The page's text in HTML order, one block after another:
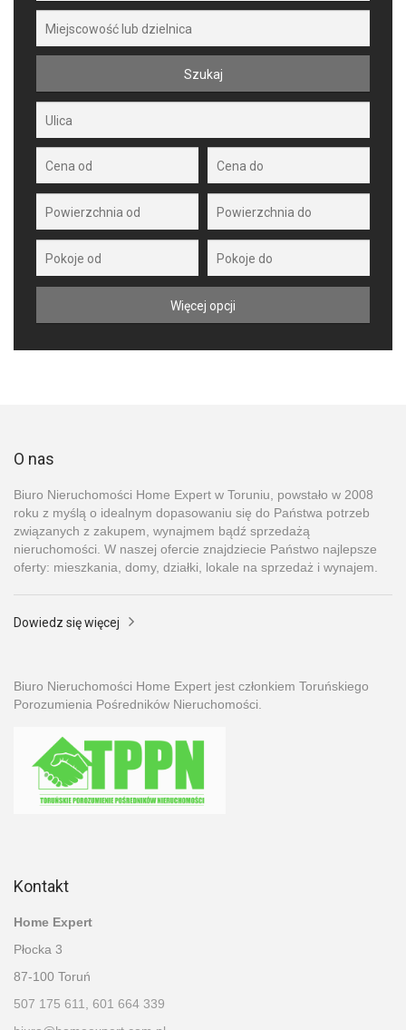
O nas
Biuro Nieruchomości Home Expert w Toruniu, powstało w 2008
roku z myślą o idealnym dopasowaniu się do Państwa potrzeb
związanych z zakupem, wynajmem bądź sprzedażą
nieruchomości. W naszej ofercie znajdziecie Państwo najlepsze
oferty: mieszkania, domy, działki, lokale na sprzedaż i wynajem.
Dowiedz się więcej
Biuro Nieruchomości Home Expert jest członkiem Toruńskiego
Porozumienia Pośredników Nieruchomości.
Kontakt
Home Expert
Płocka 3
87-100 Toruń
507 175 611, 601 664 339